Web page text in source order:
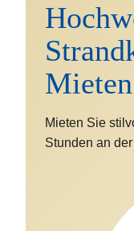
Mieten
Mieten Sie
Stunden an